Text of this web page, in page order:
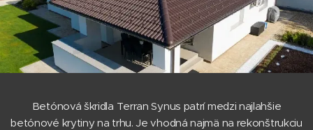
Betónová škridla Terran Synus patrí medzi najlahšie
betónové krytiny na trhu. Je vhodná najmä na rekonštrukciu